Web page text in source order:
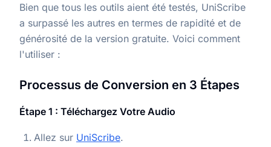
Bien que tous les outils aient été testés, UniScribe
a surpassé les autres en termes de rapidité et de
générosité de la version gratuite. Voici comment
l'utiliser :
Processus de Conversion en 3 Étapes
Étape 1 : Téléchargez Votre Audio
Allez sur UniScribe.